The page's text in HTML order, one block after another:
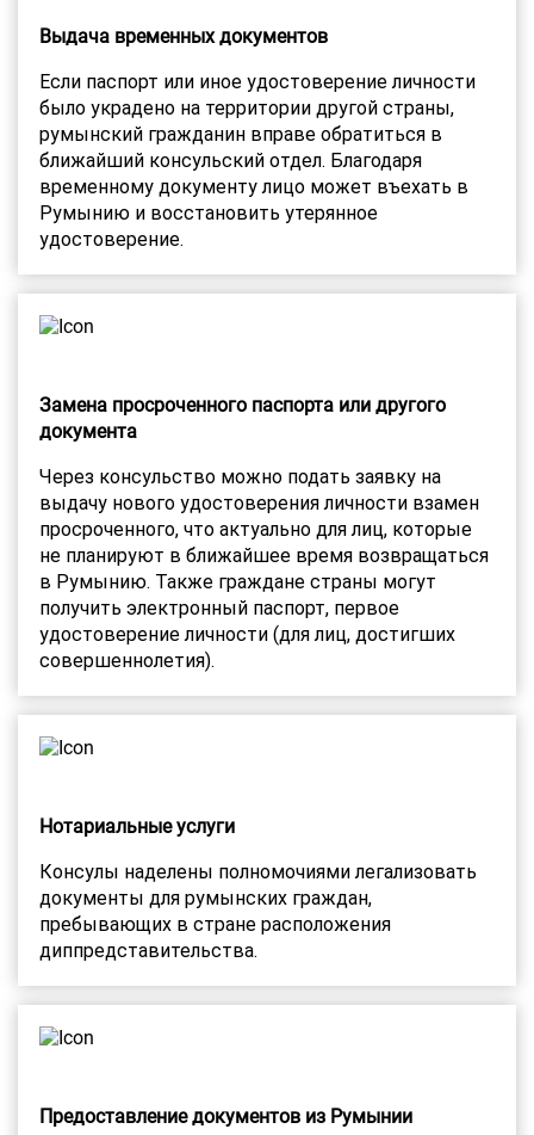
Выдача временных документов
Если паспорт или иное удостоверение личности
было украдено на территории другой страны,
румынский гражданин вправе обратиться в
ближайший консульский отдел. Благодаря
временному документу лицо может въехать в
Румынию и восстановить утерянное
удостоверение.
Замена просроченного паспорта или другого
документа
Через консульство можно подать заявку на
выдачу нового удостоверения личности взамен
просроченного, что актуально для лиц, которые
не планируют в ближайшее время возвращаться
в Румынию. Также граждане страны могут
получить электронный паспорт, первое
удостоверение личности (для лиц, достигших
совершеннолетия).
Нотариальные услуги
Консулы наделены полномочиями легализовать
документы для румынских граждан,
пребывающих в стране расположения
диппредставительства.
Предоставление документов из Румынии